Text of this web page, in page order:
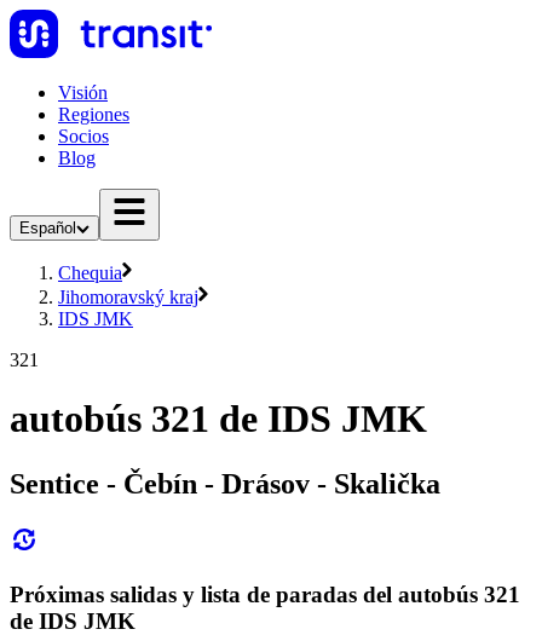
Visión
Regiones
Socios
Blog
Español
Chequia
Jihomoravský kraj
IDS JMK
321
autobús 321 de IDS JMK
Sentice - Čebín - Drásov - Skalička
Próximas salidas y lista de paradas del autobús 321
de IDS JMK